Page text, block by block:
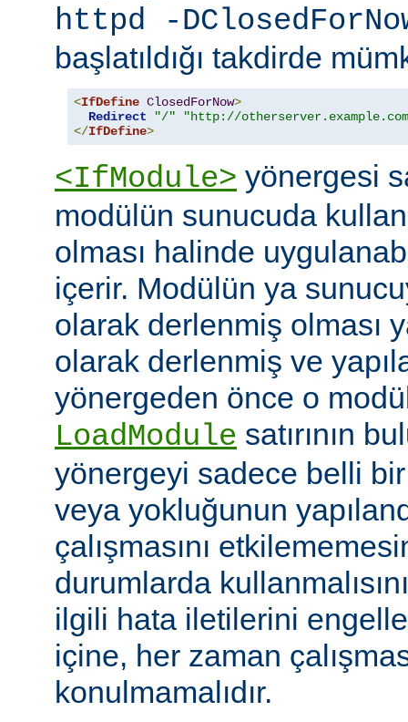
httpd -
başlatıldığı takdirde
<IfDefine ClosedForNow>
Redirect
"/"
"http://
</IfDefine>
<IfModule> yönergesi
modülün sunucuda
olması halinde
içerir. Modülün ya
olarak derlenmiş olması
olarak derlenmiş ve
yönergeden önce o
LoadModule satırının
yönergeyi sadece belli bir
veya yokluğunun
çalışmasını
durumlarda
ilgili hata iletilerini
içine, her zaman
konulmamalıdır.